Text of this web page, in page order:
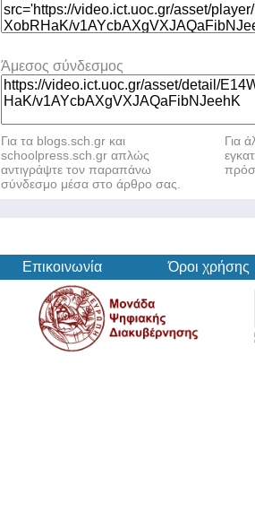
Άμεσος σύνδεσμος
Για τα blogs.sch.gr και
schoolpress.sch.gr απλώς
αντιγράψτε τον παραπάνω
σύνδεσμο μέσα στο άρθρο σας.
Για
Επικοινωνία Όροι χρήσης